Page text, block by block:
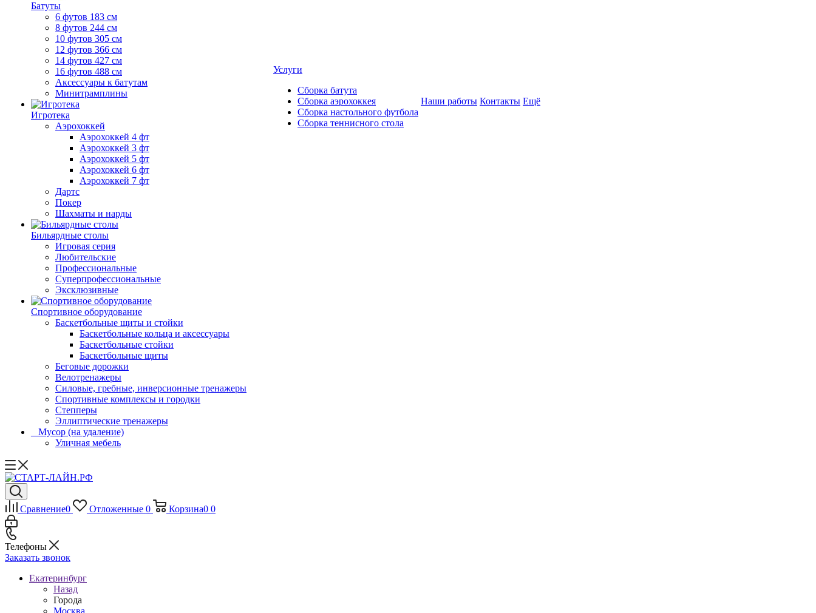
Батуты
6 футов 183 см
8 футов 244 см
10 футов 305 см
12 футов 366 см
14 футов 427 см
16 футов 488 см
Аксессуары к батутам
Минитрамплины
Игротека
Аэрохоккей
Аэрохоккей 4 фт
Аэрохоккей 3 фт
Аэрохоккей 5 фт
Аэрохоккей 6 фт
Аэрохоккей 7 фт
Дартс
Покер
Шахматы и нарды
Бильярдные столы
Игровая серия
Любительские
Профессиональные
Суперпрофессиональные
Эксклюзивные
Спортивное оборудование
Баскетбольные щиты и стойки
Баскетбольные кольца и аксессуары
Баскетбольные стойки
Баскетбольные щиты
Беговые дорожки
Велотренажеры
Силовые, гребные, инверсионные тренажеры
Спортивные комплексы и городки
Степперы
Эллиптические тренажеры
_ Мусор (на удаление)
Уличная мебель
Услуги
Сборка батута
Сборка аэрохоккея
Сборка настольного футбола
Сборка теннисного стола
Наши работы Контакты Ещё
Сравнение0 Отложенные 0 Корзина0 0
Телефоны
Заказать звонок
Екатеринбург
Назад
Города
Москва